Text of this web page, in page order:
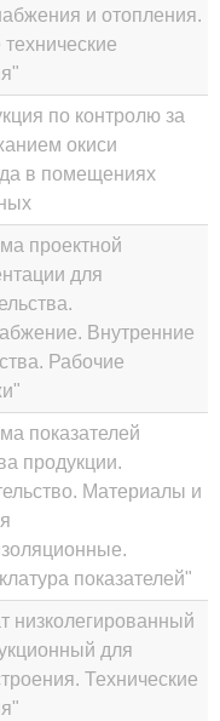
и отопления.
по контролю за
окиси
в помещениях
проектной
для
Внутренние
Рабочие
показателей
продукции.
Материалы и
показателей"
низколегированный
для
Технические